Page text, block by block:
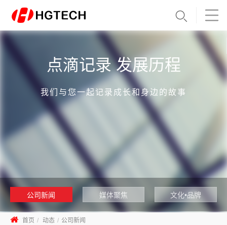
点滴记录 发展历程
我们与您一起记录成长和身边的故事
首页 动态 公司新闻
公司新闻 媒体聚焦 文化•品牌